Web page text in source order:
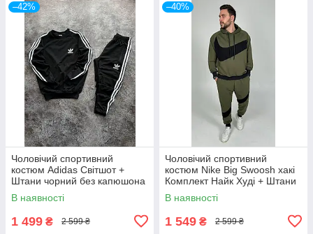
–42%
Чоловічий спортивний
костюм Adidas Світшот +
Штани чорний без капюшона
Комплект Адідас весняний
осінній
В наявності
1 499 ₴ 2 599 ₴
–40%
Чоловічий спортивний
костюм Nike Big Swoosh хакі
Комплект Найк Худі + Штани
весняний осінній
В наявності
1 549 ₴ 2 599 ₴